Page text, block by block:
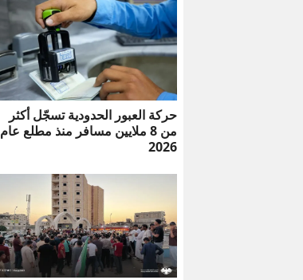
حركة العبور الحدودية تسجّل أكثر
من 8 ملايين مسافر منذ مطلع عام
2026